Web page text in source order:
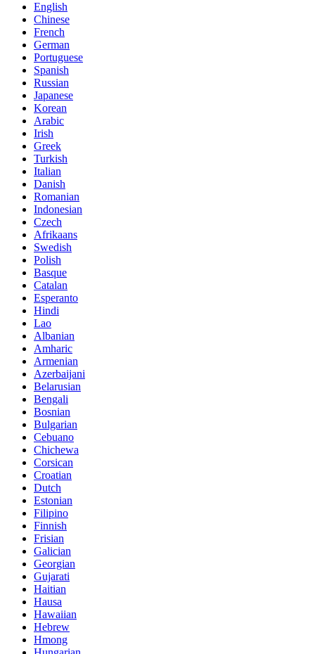
English
Chinese
French
German
Portuguese
Spanish
Russian
Japanese
Korean
Arabic
Irish
Greek
Turkish
Italian
Danish
Romanian
Indonesian
Czech
Afrikaans
Swedish
Polish
Basque
Catalan
Esperanto
Hindi
Lao
Albanian
Amharic
Armenian
Azerbaijani
Belarusian
Bengali
Bosnian
Bulgarian
Cebuano
Chichewa
Corsican
Croatian
Dutch
Estonian
Filipino
Finnish
Frisian
Galician
Georgian
Gujarati
Haitian
Hausa
Hawaiian
Hebrew
Hmong